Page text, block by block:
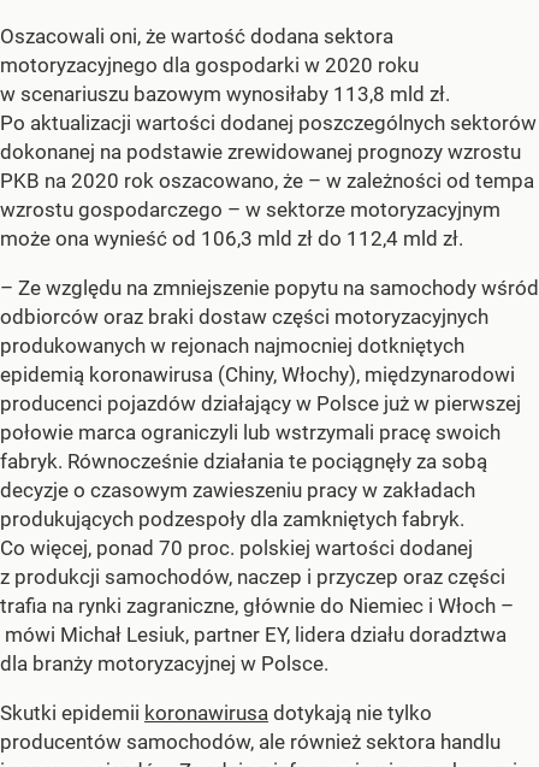
Oszacowali oni, że wartość dodana sektora
motoryzacyjnego dla gospodarki w 2020 roku
w scenariuszu bazowym wynosiłaby 113,8 mld zł.
Po aktualizacji wartości dodanej poszczególnych sektorów
dokonanej na podstawie zrewidowanej prognozy wzrostu
PKB na 2020 rok oszacowano, że – w zależności od tempa
wzrostu gospodarczego – w sektorze motoryzacyjnym
może ona wynieść od 106,3 mld zł do 112,4 mld zł.
– Ze względu na zmniejszenie popytu na samochody wśród
odbiorców oraz braki dostaw części motoryzacyjnych
produkowanych w rejonach najmocniej dotkniętych
epidemią koronawirusa (Chiny, Włochy), międzynarodowi
producenci pojazdów działający w Polsce już w pierwszej
połowie marca ograniczyli lub wstrzymali pracę swoich
fabryk. Równocześnie działania te pociągnęły za sobą
decyzje o czasowym zawieszeniu pracy w zakładach
produkujących podzespoły dla zamkniętych fabryk.
Co więcej, ponad 70 proc. polskiej wartości dodanej
z produkcji samochodów, naczep i przyczep oraz części
trafia na rynki zagraniczne, głównie do Niemiec i Włoch –
mówi Michał Lesiuk, partner EY, lidera działu doradztwa
dla branży motoryzacyjnej w Polsce.
Skutki epidemii koronawirusa dotykają nie tylko
producentów samochodów, ale również sektora handlu